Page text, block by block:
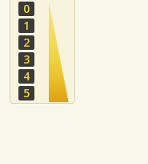
0
1
2
3
4
5